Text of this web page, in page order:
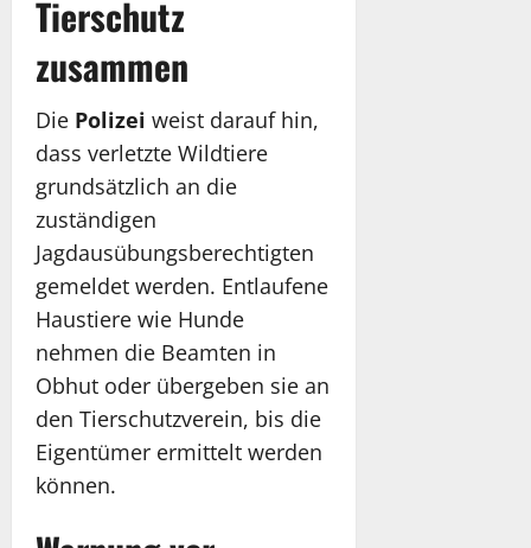
Tierschutz
zusammen
Die Polizei weist darauf hin,
dass verletzte Wildtiere
grundsätzlich an die
zuständigen
Jagdausübungsberechtigten
gemeldet werden. Entlaufene
Haustiere wie Hunde
nehmen die Beamten in
Obhut oder übergeben sie an
den Tierschutzverein, bis die
Eigentümer ermittelt werden
können.